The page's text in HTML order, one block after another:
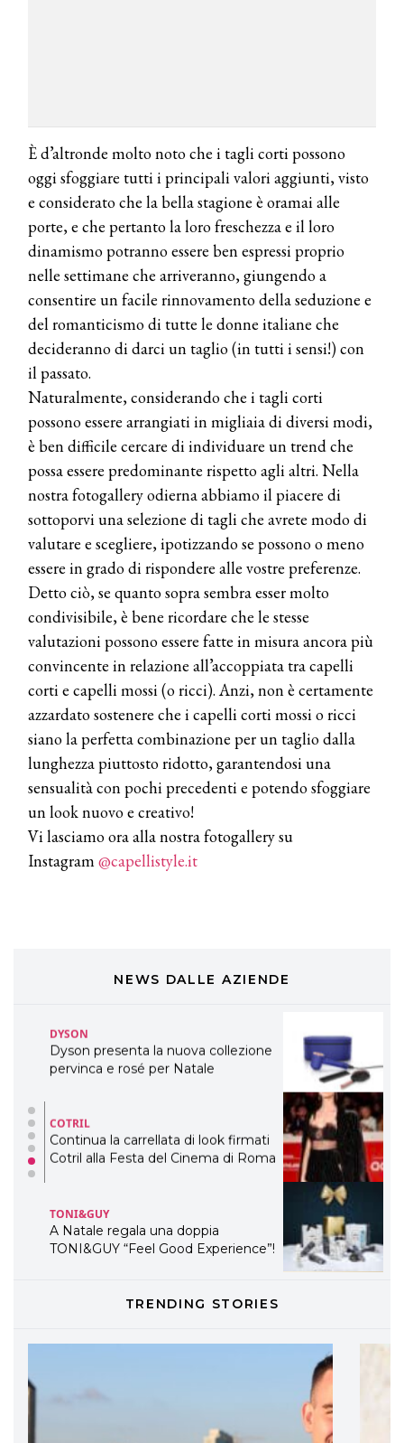
È d’altronde molto noto che i tagli corti possono
oggi sfoggiare tutti i principali valori aggiunti, visto
e considerato che la bella stagione è oramai alle
porte, e che pertanto la loro freschezza e il loro
dinamismo potranno essere ben espressi proprio
nelle settimane che arriveranno, giungendo a
consentire un facile rinnovamento della seduzione e
del romanticismo di tutte le donne italiane che
decideranno di darci un taglio (in tutti i sensi!) con
il passato.
Naturalmente, considerando che i tagli corti
possono essere arrangiati in migliaia di diversi modi,
è ben difficile cercare di individuare un trend che
possa essere predominante rispetto agli altri. Nella
nostra fotogallery odierna abbiamo il piacere di
sottoporvi una selezione di tagli che avrete modo di
valutare e scegliere, ipotizzando se possono o meno
essere in grado di rispondere alle vostre preferenze.
Detto ciò, se quanto sopra sembra esser molto
condivisibile, è bene ricordare che le stesse
valutazioni possono essere fatte in misura ancora più
convincente in relazione all’accoppiata tra capelli
corti e capelli mossi (o ricci). Anzi, non è certamente
azzardato sostenere che i capelli corti mossi o ricci
siano la perfetta combinazione per un taglio dalla
lunghezza piuttosto ridotto, garantendosi una
sensualità con pochi precedenti e potendo sfoggiare
un look nuovo e creativo!
Vi lasciamo ora alla nostra fotogallery su
Instagram@capellistyle.it
NEWS DALLE AZIENDE
COSMOPROF WORLDWIDE BOLOGNA
Cosmprof Worldwide Bologna
presenta THE BEAUTY &
WELLNESS CONGRESS 2022: I
DYSON
Dyson presenta la nuova collezione
pervinca e rosé per Natale
COTRIL
Continua la carrellata di look firmati
Cotril alla Festa del Cinema di Roma
TONI&GUY
A Natale regala una doppia
TONI&GUY “Feel Good Experience”!
TONI&GUY
LABEL.M lancia la sua innovativa ed
eco-sostenibile linea di prodotti
professionali
DAVINES
Davines presenta cofanetti beauty
WELLNESS CONGRESS 2022: I
DYSON
Dyson presenta la nuova collezione
pervinca e rosé per Natale
COTRIL
Continua la carrellata di look firmati
Cotril alla Festa del Cinema di Roma
TONI&GUY
A Natale regala una doppia
TONI&GUY “Feel Good Experience”!
LABEL.M lancia la sua innovativa ed
professionali
TRENDING STORIES